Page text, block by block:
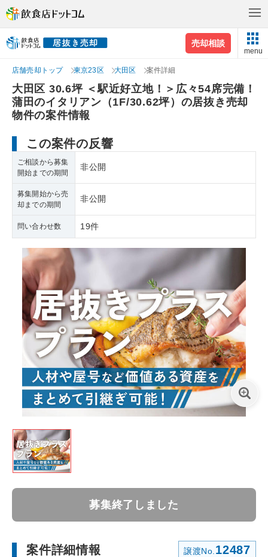
売却相談
menu
店舗売却トップ 東京23区 大田区 案件詳細
大田区 30.6坪 ＜駅近好立地！＞広々54席完備！
蒲田のイタリアン（1F/30.62坪）の居抜き売却
物件の案件情報
この案件の反響
ご相談から募集
開始までの期間
非公開
募集開始から売
却までの期間
非公開
問い合わせ数 19件
募集終了しました
案件詳細情報 譲渡No. 12487